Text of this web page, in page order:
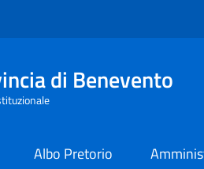
di Benevento
Albo Pretorio